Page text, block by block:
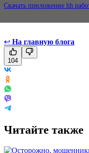
Скачать приложение hh
↩ На главную блога
104
Читайте также